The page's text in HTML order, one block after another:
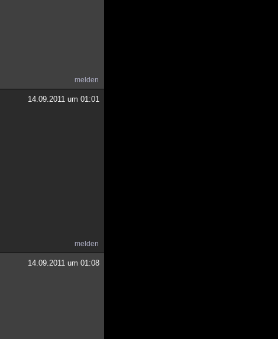
melden
14.09.2011 um 01:01
melden
14.09.2011 um 01:08